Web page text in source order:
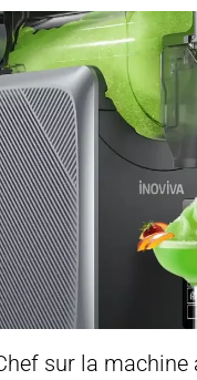
sur la